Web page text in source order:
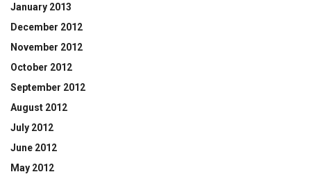
January 2013
December 2012
November 2012
October 2012
September 2012
August 2012
July 2012
June 2012
May 2012